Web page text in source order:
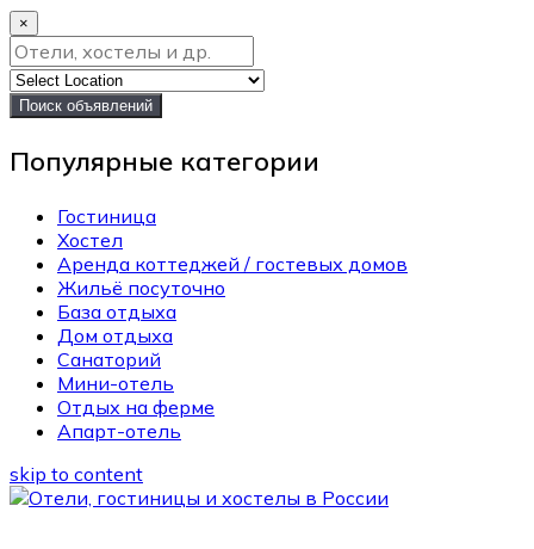
×
Поиск объявлений
Популярные категории
Гостиница
Хостел
Аренда коттеджей / гостевых домов
Жильё посуточно
База отдыха
Дом отдыха
Санаторий
Мини-отель
Отдых на ферме
Апарт-отель
skip to content